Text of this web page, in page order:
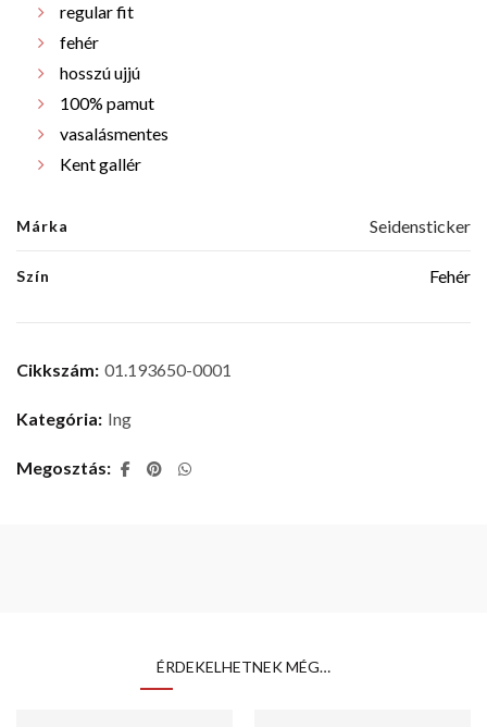
regular fit
fehér
hosszú ujjú
100% pamut
vasalásmentes
Kent gallér
Márka Seidensticker
Szín Fehér
Cikkszám: 01.193650-0001
Kategória: Ing
Megosztás
ÉRDEKELHETNEK MÉG…